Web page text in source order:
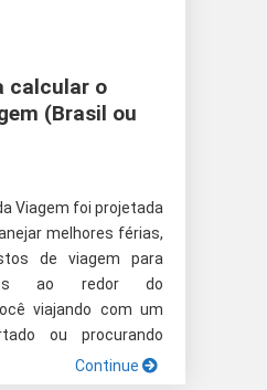
calcular o
(Brasil ou
Viagem foi projetada
melhores férias,
de viagem para
ao redor do
viajando com um
ou procurando
Continue